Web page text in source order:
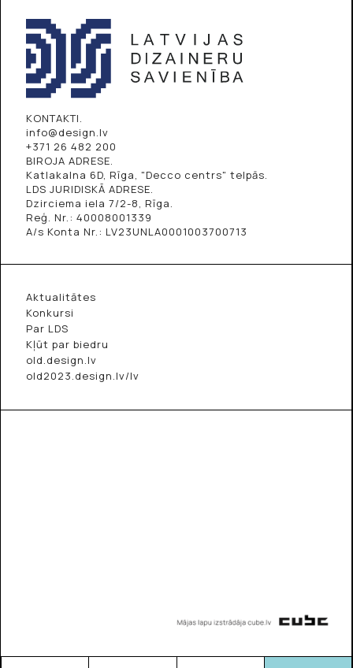
KONTAKTI.
info@design.lv
+371 26 482 200
BIROJA ADRESE.
Katlakalna 6D, Rīga, "Decco centrs" telpās.
LDS JURIDISKĀ ADRESE.
Dzirciema iela 7/2-8, Rīga.
Reģ. Nr.: 40008001339
A/s Konta Nr.: LV23UNLA0001003700713
Aktualitātes
Konkursi
Par LDS
Kļūt par biedru
old.design.lv
old2023.design.lv/lv